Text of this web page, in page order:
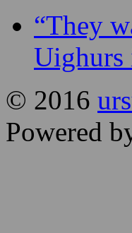
“They
Uighurs
© 2016
Powered